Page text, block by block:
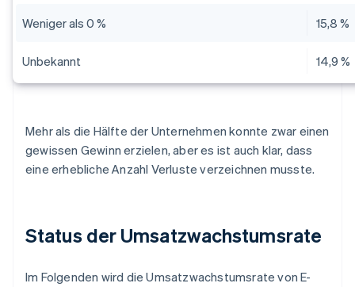
Weniger als 0 % 15,8 %
Unbekannt 14,9 %
Mehr als die Hälfte der Unternehmen konnte zwar einen
gewissen Gewinn erzielen, aber es ist auch klar, dass
eine erhebliche Anzahl Verluste verzeichnen musste.
Status der Umsatzwachstumsrate
Im Folgenden wird die Umsatzwachstumsrate von E-